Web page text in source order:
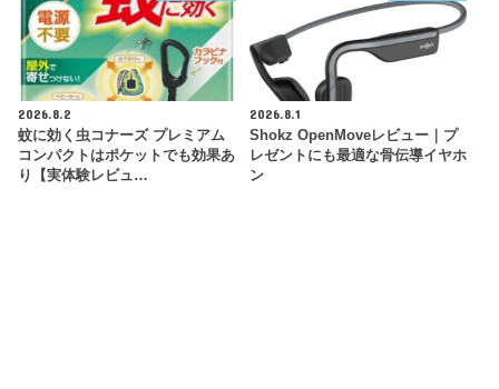
2026.8.2
蚊に効く虫コナーズ プレミアム
コンパクトはポケットでも効果あ
り【実体験レビュ…
2026.8.1
Shokz OpenMoveレビュー｜プ
レゼントにも最適な骨伝導イヤホ
ン